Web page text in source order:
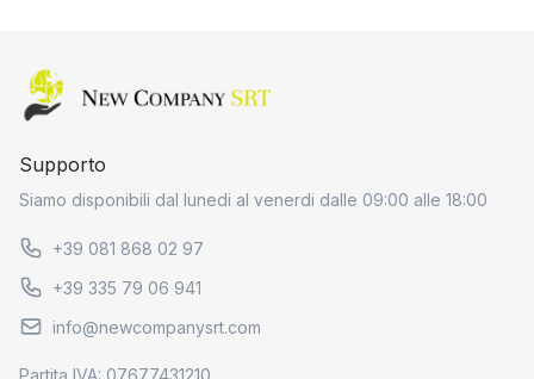
Home page
Supporto
Siamo disponibili dal lunedi al venerdi dalle 09:00 alle 18:00
+39 081 868 02 97
+39 335 79 06 941
info@newcompanysrt.com
Partita IVA: 07677431210